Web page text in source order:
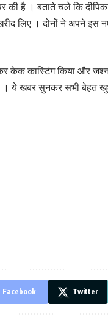
की है । बताते चले कि
लिए । दोनों ने अपने इस
केक कास्टिंग किया और जश्न
है । ये खबर सुनकर सभी बेहत
Facebook Twitter